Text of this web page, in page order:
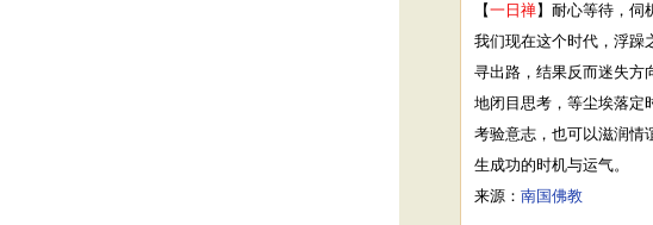
【一日禅】耐心等待，伺
我们现在这个时代，浮躁
寻出路，结果反而迷失方
地闭目思考，等尘埃落定
考验意志，也可以滋润情
生成功的时机与运气。
来源： 南国佛教